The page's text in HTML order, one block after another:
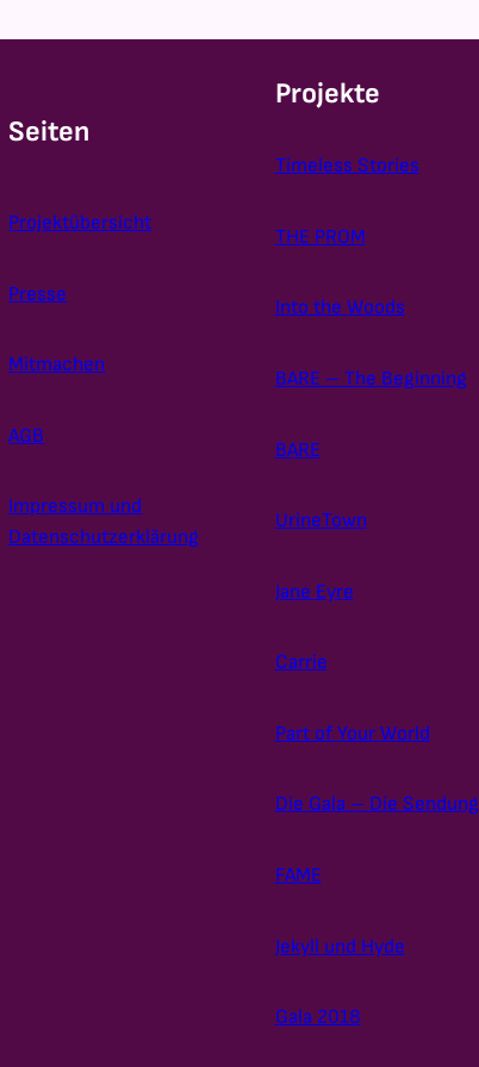
Seiten
Projektübersicht
Presse
Mitmachen
AGB
Impressum und
Datenschutzerklärung
Projekte
Timeless Stories
THE PROM
Into the Woods
BARE – The Beginning
BARE
UrineTown
Jane Eyre
Carrie
Part of Your World
Die Gala – Die Sendung
FAME
Jekyll und Hyde
Gala 2018